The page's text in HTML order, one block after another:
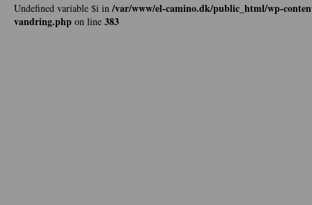
Undefined variable $i in/var/www/el-camino.dk/public_html/wp-
vandring.phpon line 383